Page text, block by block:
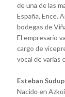
de una de las
España, Ence.
bodegas de
El empresario
cargo de
vocal de varias
Esteban
Nacido en